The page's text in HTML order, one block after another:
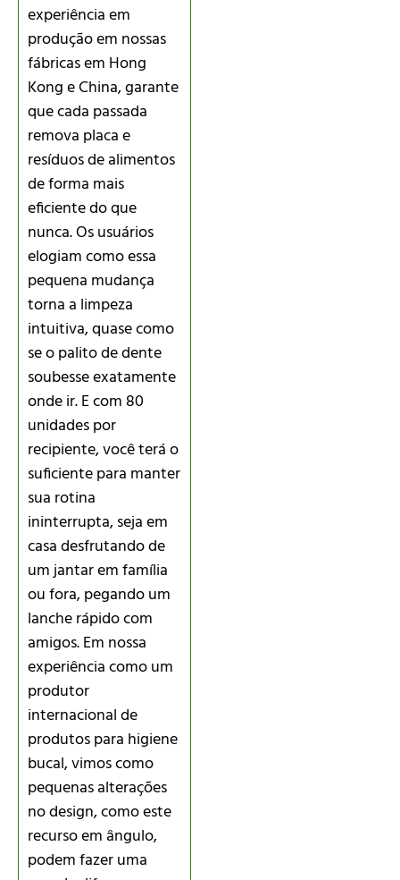
experiência em
produção em nossas
fábricas em Hong
Kong e China, garante
que cada passada
remova placa e
resíduos de alimentos
de forma mais
eficiente do que
nunca. Os usuários
elogiam como essa
pequena mudança
torna a limpeza
intuitiva, quase como
se o palito de dente
soubesse exatamente
onde ir. E com 80
unidades por
recipiente, você terá o
suficiente para manter
sua rotina
ininterrupta, seja em
casa desfrutando de
um jantar em família
ou fora, pegando um
lanche rápido com
amigos. Em nossa
experiência como um
produtor
internacional de
produtos para higiene
bucal, vimos como
pequenas alterações
no design, como este
recurso em ângulo,
podem fazer uma